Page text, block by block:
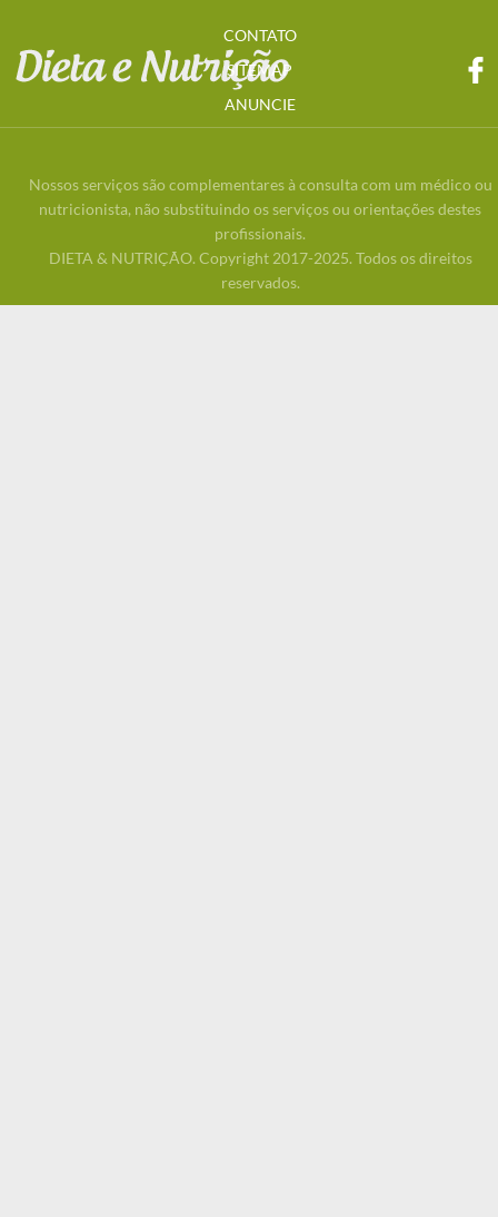
CONTATO
SITEMAP
ANUNCIE
Nossos serviços são complementares à consulta com um médico ou
nutricionista, não substituindo os serviços ou orientações destes
profissionais.
DIETA & NUTRIÇÃO. Copyright 2017-2025. Todos os direitos
reservados.